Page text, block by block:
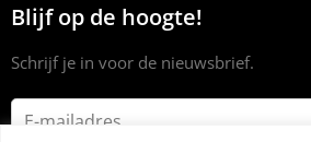
Blijf op de hoogte!
Schrijf je in voor de nieuwsbrief.